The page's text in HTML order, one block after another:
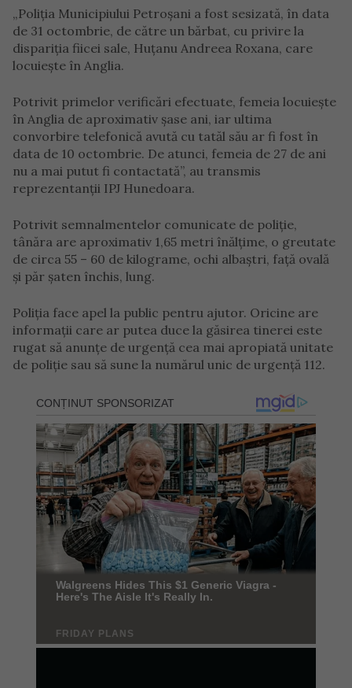
„Poliția Municipiului Petroșani a fost sesizată, în data
de 31 octombrie, de către un bărbat, cu privire la
dispariția fiicei sale, Huțanu Andreea Roxana, care
locuiește în Anglia.
Potrivit primelor verificări efectuate, femeia locuiește
în Anglia de aproximativ șase ani, iar ultima
convorbire telefonică avută cu tatăl său ar fi fost în
data de 10 octombrie. De atunci, femeia de 27 de ani
nu a mai putut fi contactată”, au transmis
reprezentanții IPJ Hunedoara.
Potrivit semnalmentelor comunicate de poliție,
tânăra are aproximativ 1,65 metri înălțime, o greutate
de circa 55 – 60 de kilograme, ochi albaștri, față ovală
și păr șaten închis, lung.
Poliția face apel la public pentru ajutor. Oricine are
informații care ar putea duce la găsirea tinerei este
rugat să anunțe de urgență cea mai apropiată unitate
de poliție sau să sune la numărul unic de urgență 112.